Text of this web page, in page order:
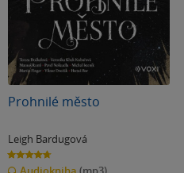
Prohnilé město
Leigh Bardugová
4.7
z
5